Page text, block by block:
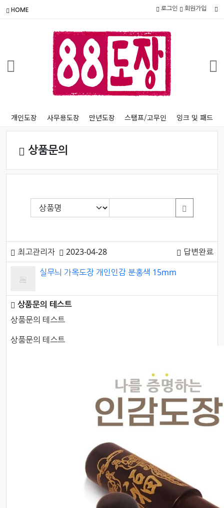
HOME 로그인 회원가입
개인도장 사무용도장 만년도장 스탬프/고무인 잉크 및 패드
상품문의
검색항목 필수
검색어필수
최고관리자 2023-04-28
답변완료
실무늬 가옥도장 개인인감 분홍색 15mm
상품문의 테스트
문의내용
상품문의 테스트
상품문의 테스트